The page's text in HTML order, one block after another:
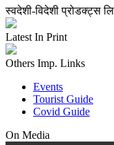
स्वदेशी-विदेशी प्रोडक्ट्स
Latest In Print
Others Imp. Links
Events
Tourist Guide
Covid Guide
On Media